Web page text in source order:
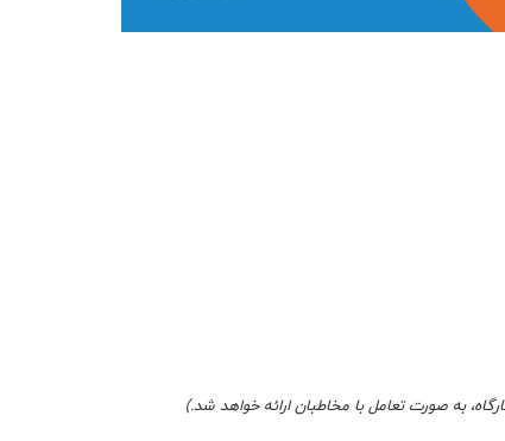
به صورت تعامل با مخاطبان ارائه خواهد شد.)